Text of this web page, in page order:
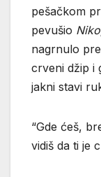
pešačkom
pevušio
nagrnulo
crveni džip i
jakni stavi
“Gde ćeš,
vidiš da ti je